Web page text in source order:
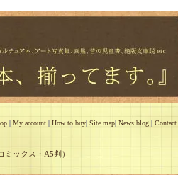
| My account | How to buy| Site map| News:blog | Contact
ミックス・A5判）